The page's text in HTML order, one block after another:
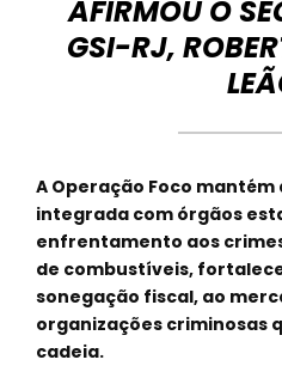
AFIRMOU O
GSI-RJ,
A Operação Foco
integrada com órgãos
enfrentamento aos
de combustíveis,
sonegação fiscal, ao
organizações criminosas
cadeia.